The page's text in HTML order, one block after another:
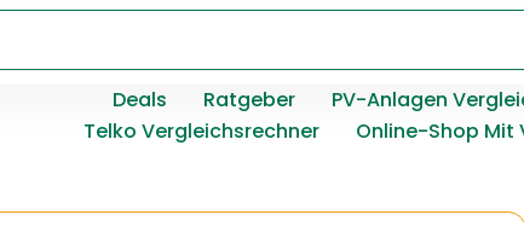
Deals Ratgeber PV-Anlagen
Telko Vergleichsrechner
Online-Shop Mit